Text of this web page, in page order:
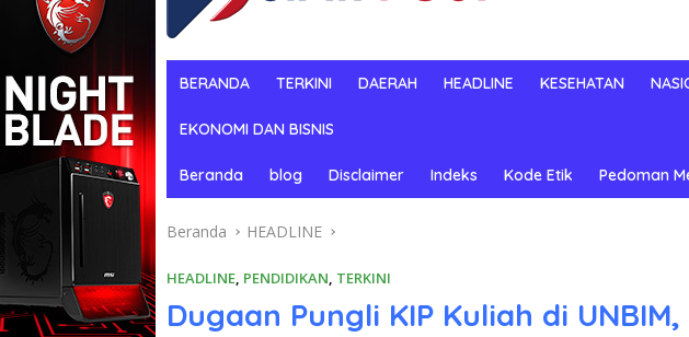
BERANDA TERKINI DAERAH HEADLINE KESEHATAN
EKONOMI DAN BISNIS
Beranda blog Disclaimer Indeks Kode Etik Pedoman
Beranda HEADLINE
HEADLINE, PENDIDIKAN, TERKINI
Dugaan Pungli KIP Kuliah di